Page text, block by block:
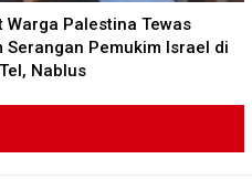
Warga Palestina Tewas
Serangan Pemukim Israel di
Nablus